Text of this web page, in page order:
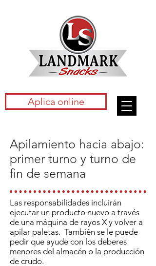
Aplica online
Apilamiento hacia abajo:
primer turno y turno de
fin de semana
Las responsabilidades incluirán
ejecutar un producto nuevo a través
de una máquina de rayos X y volver a
apilar paletas. También se le puede
pedir que ayude con los deberes
menores del almacén o la producción
de crudo.